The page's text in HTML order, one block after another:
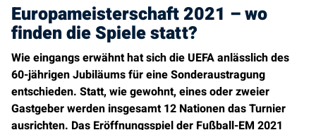
Europameisterschaft 2021 – wo
finden die Spiele statt?
Wie eingangs erwähnt hat sich die UEFA anlässlich des
60-jährigen Jubiläums für eine Sonderaustragung
entschieden. Statt, wie gewohnt, eines oder zweier
Gastgeber werden insgesamt 12 Nationen das Turnier
ausrichten. Das Eröffnungsspiel der Fußball-EM 2021